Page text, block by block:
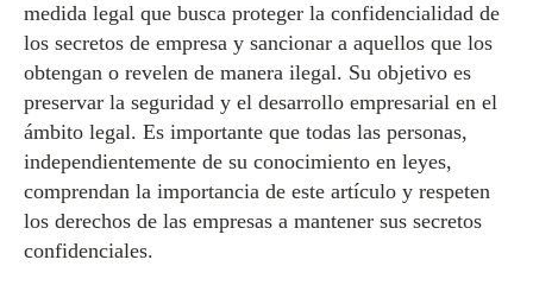
medida legal que busca proteger la confidencialidad de
los secretos de empresa y sancionar a aquellos que los
obtengan o revelen de manera ilegal. Su objetivo es
preservar la seguridad y el desarrollo empresarial en el
ámbito legal. Es importante que todas las personas,
independientemente de su conocimiento en leyes,
comprendan la importancia de este artículo y respeten
los derechos de las empresas a mantener sus secretos
confidenciales.